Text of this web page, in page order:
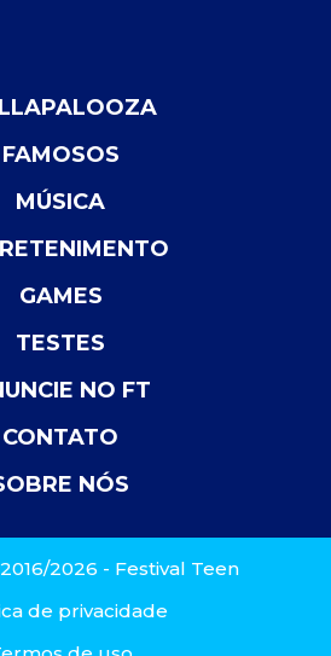
FAMOSOS
MÚSICA
GAMES
TESTES
NO FT
CONTATO
NÓS
2026 - Festival Teen
de privacidade